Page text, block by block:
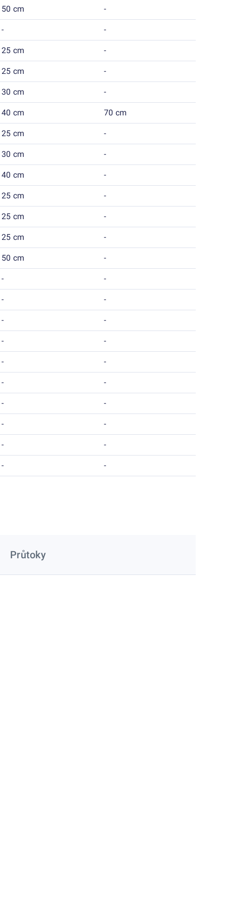
50 cm -
- -
25 cm -
25 cm -
30 cm -
40 cm 70 cm
25 cm -
30 cm -
40 cm -
25 cm -
25 cm -
25 cm -
50 cm -
- -
- -
- -
- -
- -
- -
- -
- -
- -
- -
Průtoky